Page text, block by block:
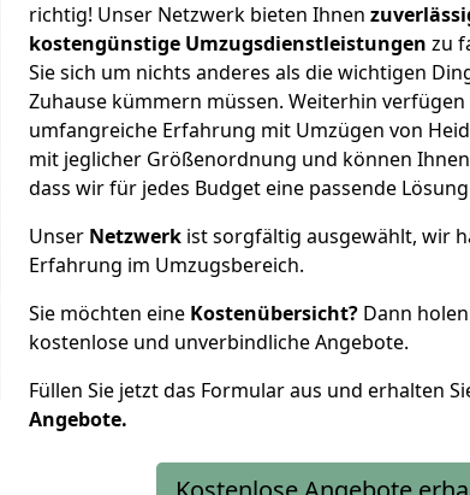
richtig! Unser Netzwerk bieten Ihnen
kostengünstige Umzugsdienstleistungen zu
Sie sich um nichts anderes als die wichtigen
Zuhause kümmern müssen. Weiterhin
umfangreiche Erfahrung mit Umzügen von
mit jeglicher Größenordnung und können
dass wir für jedes Budget eine passende
Unser Netzwerk ist sorgfältig ausgewählt, wir
Erfahrung im Umzugsbereich.
Sie möchten eine Kostenübersicht? Dann
kostenlose und unverbindliche Angebote.
Füllen Sie jetzt das Formular aus und erhalten
Angebote.